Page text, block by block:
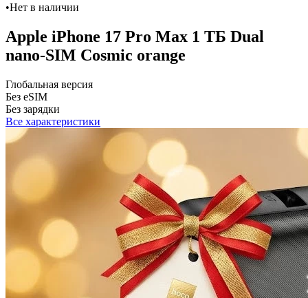
•Нет в наличии
Apple iPhone 17 Pro Max 1 ТБ Dual
nano-SIM Cosmic orange
Глобальная версия
Без eSIM
Без зарядки
Все характеристики